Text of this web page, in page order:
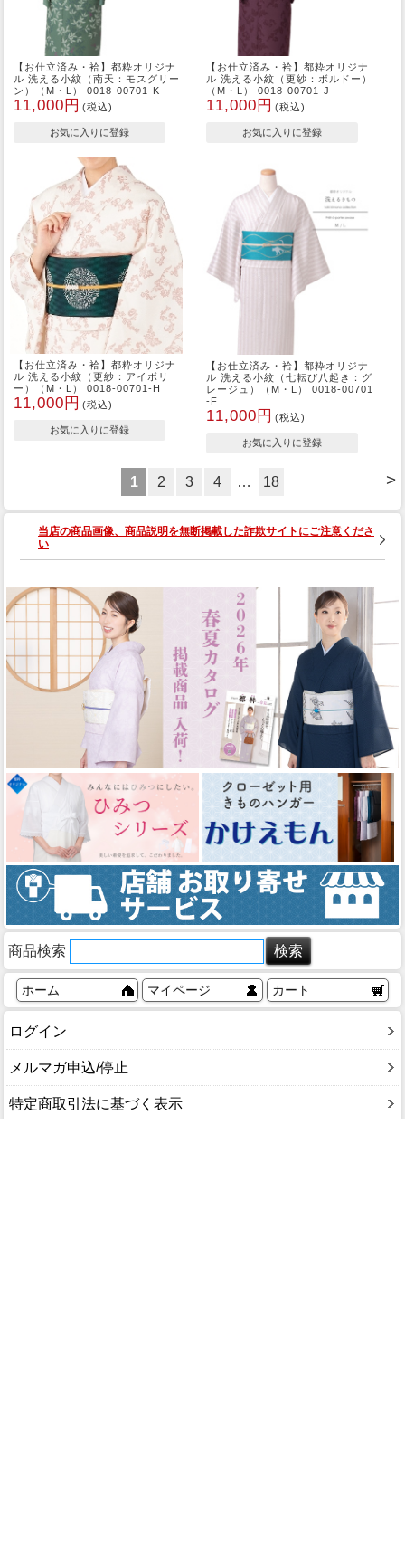
【お仕立済み・袷】都粋オリジナ
ル 洗える小紋（南天：モスグリー
ン）（M・L） 0018-00701-K
11,000円 (税込)
【お仕立済み・袷】都粋オリジナ
ル 洗える小紋（更紗：ボルドー）
（M・L） 0018-00701-J
11,000円 (税込)
【お仕立済み・袷】都粋オリジナ
ル 洗える小紋（更紗：アイボリ
ー）（M・L） 0018-00701-H
11,000円 (税込)
【お仕立済み・袷】都粋オリジナ
ル 洗える小紋（七転び八起き：グ
レージュ）（M・L） 0018-00701
-F
11,000円 (税込)
>
1 2 3 4 … 18
当店の商品画像、商品説明を無断掲載した詐欺サイトにご注意くださ
い
商品検索
ホーム マイページ カート
ログイン
メルマガ申込/停止
特定商取引法に基づく表示